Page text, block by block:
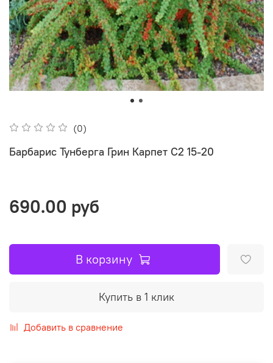
(0)
Барбарис Тунберга Грин Карпет C2 15-20
690.00 руб
В корзину
Купить в 1 клик
Добавить в сравнение